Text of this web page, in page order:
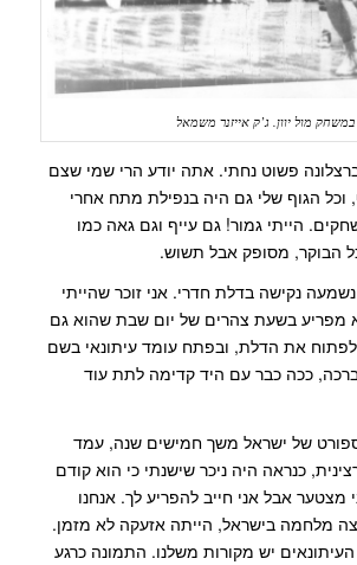
במשחק מול יוון. ג’ק אייזנר משמאל
פשוט נחתי. אתה יודע הרי שמי שצם
הגוף שלי גם היה בנפילת מתח אחרי
הייתי גמור! גם עייף וגם גאה כמו
הבוקר, מסופק אבל תשוש.
בערך בשעה 15:00 נשמעה נקישה בדלת חדרי. אני זוכר שהייתי
בשעת צהרים של יום שבת שהוא גם
לפתוח את הדלת, ובפתח עומד עיתונאי בשם
ככה כבר עם היד קדימה לתת עוד
של ישראל משך חמישים שנה, עמד
כנראה היה ניכר שישנתי כי הוא קודם
מצטער אבל אני חייב להפריע לך. אנחנו
מלחמה בישראל, הייתה אזעקה לא מזמן.
יש מקורות משלנו. התמונה כרגע